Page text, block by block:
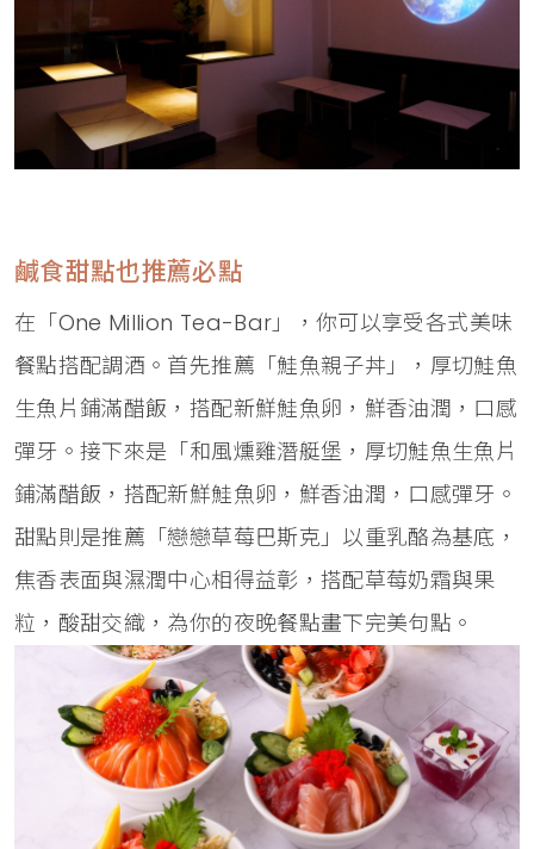
鹹食甜點也推薦必點
在「One Million Tea-Bar」，你可以享受各式美味
餐點搭配調酒。首先推薦「鮭魚親子丼」，厚切鮭魚
生魚片鋪滿醋飯，搭配新鮮鮭魚卵，鮮香油潤，口感
彈牙。接下來是「和風燻雞潛艇堡，厚切鮭魚生魚片
鋪滿醋飯，搭配新鮮鮭魚卵，鮮香油潤，口感彈牙。
甜點則是推薦「戀戀草莓巴斯克」以重乳酪為基底，
焦香表面與濕潤中心相得益彰，搭配草莓奶霜與果
粒，酸甜交織，為你的夜晚餐點畫下完美句點。